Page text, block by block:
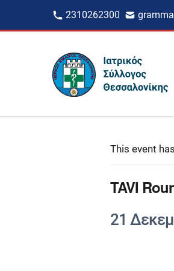
2310262300
This event
TAVI
21